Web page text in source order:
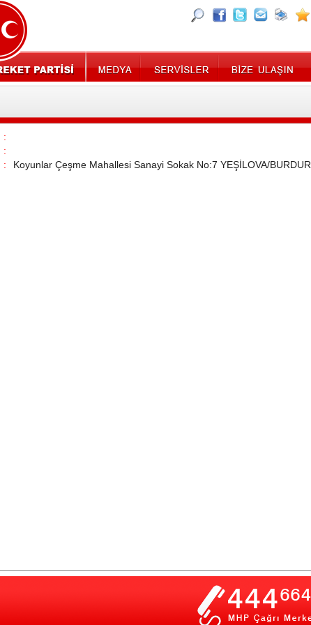
:
:
: Koyunlar Çeşme Mahallesi Sanayi Sokak No:7 YEŞİLOVA/BURDUR